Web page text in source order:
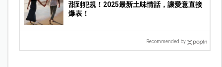
甜到犯規！2025最新土味情話，讓愛意直接
爆表！
Recommended by